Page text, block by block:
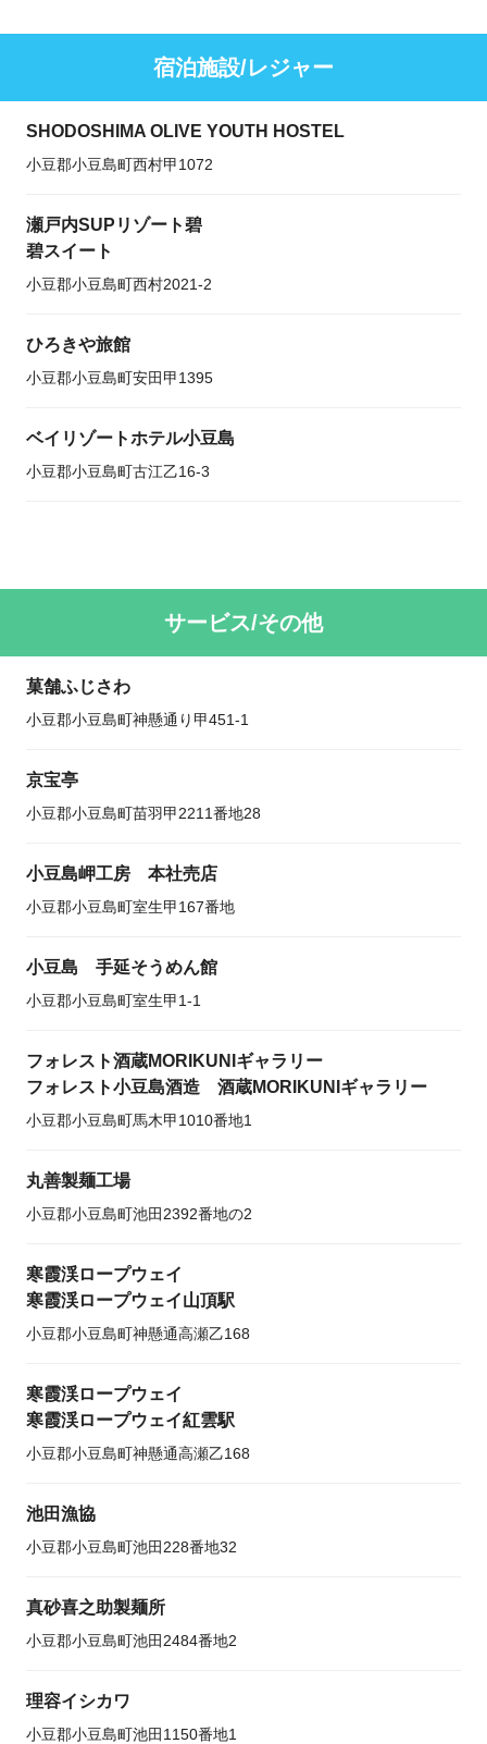
宿泊施設/レジャー
SHODOSHIMA OLIVE YOUTH HOSTEL
小豆郡小豆島町西村甲1072
瀬戸内SUPリゾート碧
碧スイート
小豆郡小豆島町西村2021‐2
ひろきや旅館
小豆郡小豆島町安田甲1395
ベイリゾートホテル小豆島
小豆郡小豆島町古江乙16-3
サービス/その他
菓舗ふじさわ
小豆郡小豆島町神懸通り甲451-1
京宝亭
小豆郡小豆島町苗羽甲2211番地28
小豆島岬工房 本社売店
小豆郡小豆島町室生甲167番地
小豆島 手延そうめん館
小豆郡小豆島町室生甲1-1
フォレスト酒蔵MORIKUNIギャラリー
フォレスト小豆島酒造 酒蔵MORIKUNIギャラリー
小豆郡小豆島町馬木甲1010番地1
丸善製麺工場
小豆郡小豆島町池田2392番地の2
寒霞渓ロープウェイ
寒霞渓ロープウェイ山頂駅
小豆郡小豆島町神懸通高瀬乙168
寒霞渓ロープウェイ
寒霞渓ロープウェイ紅雲駅
小豆郡小豆島町神懸通高瀬乙168
池田漁協
小豆郡小豆島町池田228番地32
真砂喜之助製麺所
小豆郡小豆島町池田2484番地2
理容イシカワ
小豆郡小豆島町池田1150番地1